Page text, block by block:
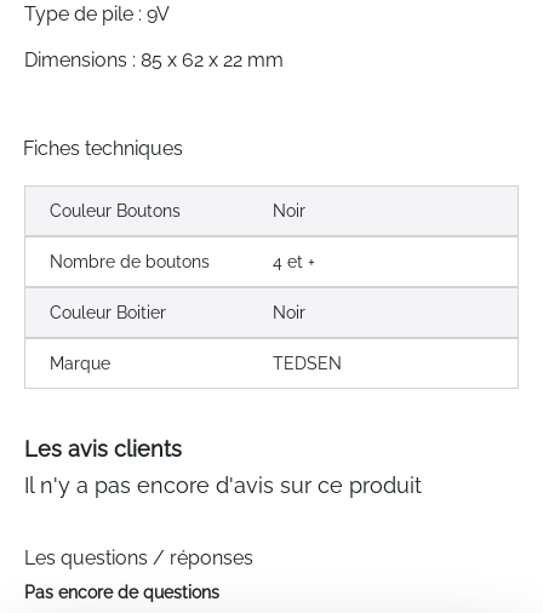
Type de pile : 9V
Dimensions : 85 x 62 x 22 mm
Fiches techniques
Couleur Boutons Noir
Nombre de boutons 4 et +
Couleur Boitier Noir
Marque TEDSEN
Les avis clients
Il n'y a pas encore d'avis sur ce produit
Les questions / réponses
Pas encore de questions